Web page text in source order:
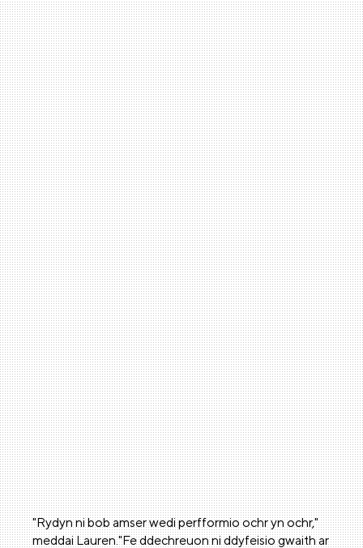
"Rydyn ni bob amser wedi perfformio ochr yn ochr,"
meddai Lauren."Fe ddechreuon ni ddyfeisio gwaith ar